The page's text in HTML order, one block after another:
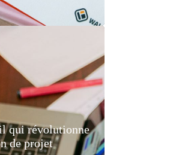
qui révolutionne
de projet